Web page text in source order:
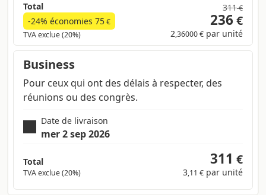
Total
-24% économies 75€
TVA exclue (20%)
311€
236 €
2,36000 € par unité
Business
Pour ceux qui ont des délais à respecter, des
réunions ou des congrès.
Date de livraison
mer 2 sep 2026
Total
TVA exclue (20%)
311 €
3,11 € par unité